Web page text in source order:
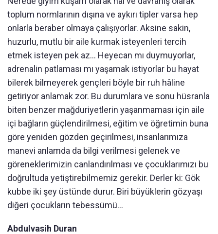
toplum normlarının dışına ve aykırı tipler varsa hep
onlarla beraber olmaya çalışıyorlar. Aksine sakin,
huzurlu, mutlu bir aile kurmak isteyenleri tercih
etmek isteyen pek az... Heyecan mı duymuyorlar,
adrenalin patlaması mı yaşamak istiyorlar bu hayat
bilerek bilmeyerek gençleri böyle bir ruh hâline
getiriyor anlamak zor. Bu durumlara ve sonu hüsranla
biten benzer mağduriyetlerin yaşanmaması için aile
içi bağların güçlendirilmesi, eğitim ve öğretimin buna
göre yeniden gözden geçirilmesi, insanlarımıza
manevi anlamda da bilgi verilmesi gelenek ve
göreneklerimizin canlandırılması ve çocuklarımızı bu
doğrultuda yetiştirebilmemiz gerekir. Derler ki: Gök
kubbe iki şey üstünde durur. Biri büyüklerin gözyaşı
diğeri çocukların tebessümü...
Abdulvasih Duran